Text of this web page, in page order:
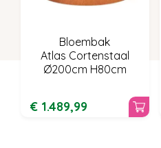
Bloembak
Atlas Cortenstaal
Ø200cm H80cm
€ 1.489,99